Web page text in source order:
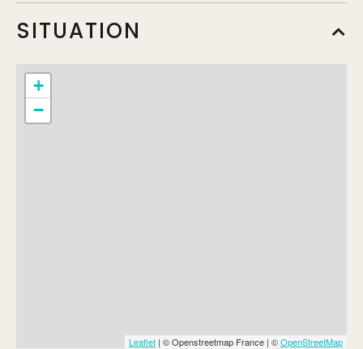
SITUATION
+
−
Leaflet | © Openstreetmap France | ©OpenStreetMap